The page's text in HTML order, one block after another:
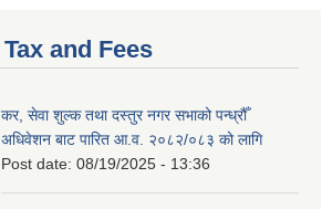
Tax and Fees
कर, सेवा शुल्क तथा दस्तुर नगर सभाको पन्ध्रौँ
अधिवेशन बाट पारित आ.व. २०८२/०८३ को लागि
Post date: 08/19/2025 - 13:36